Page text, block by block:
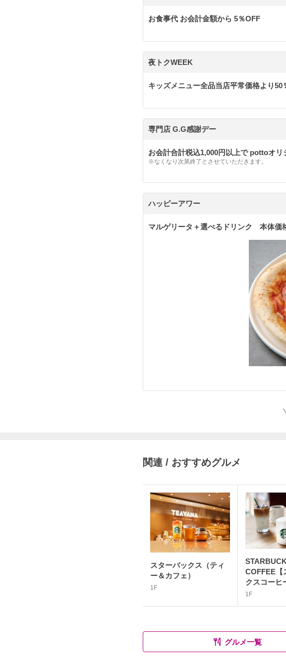
お食事代 お会計金額から 5％OFF
夜トクWEEK
キッズメニュー全品当店平常価格より50
専門店 G.G感謝デー
お会計合計税込1,000円以上で pottoオ
※なくなり次第終了とさせていただきます。
ハッピーアワー
マルゲリータ＋選べるドリンク 本体価
関連 / おすすめグルメ
スターバックス（ティ
ー＆カフェ）
1F
COFFEE【
クスコーヒ
1F
グルメ一覧